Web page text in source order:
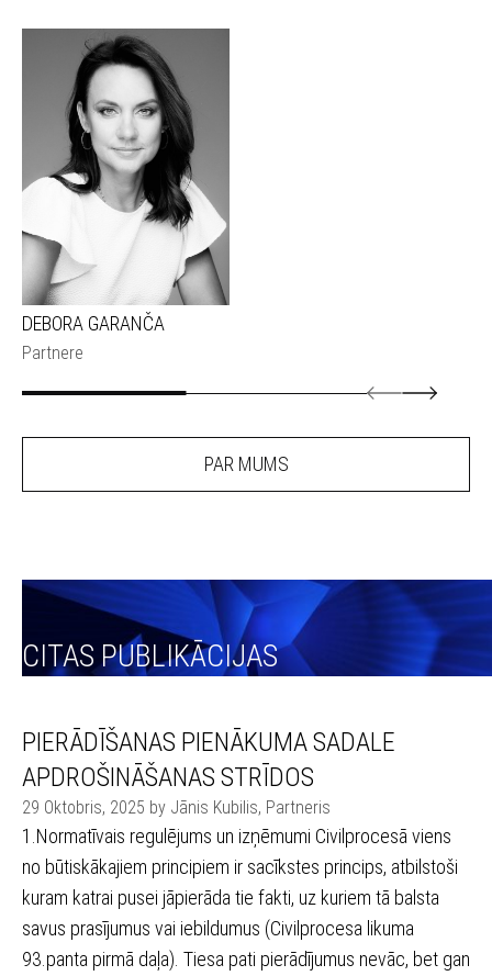
DEBORA GARANČA
Partnere
PAR MUMS
CITAS PUBLIKĀCIJAS
PIERĀDĪŠANAS PIENĀKUMA SADALE
APDROŠINĀŠANAS STRĪDOS
29 Oktobris, 2025 by Jānis Kubilis, Partneris
1.Normatīvais regulējums un izņēmumi Civilprocesā viens
no būtiskākajiem principiem ir sacīkstes princips, atbilstoši
kuram katrai pusei jāpierāda tie fakti, uz kuriem tā balsta
savus prasījumus vai iebildumus (Civilprocesa likuma
93.panta pirmā daļa). Tiesa pati pierādījumus nevāc, bet gan